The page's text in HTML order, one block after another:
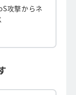
攻撃からネ